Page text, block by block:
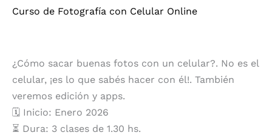
Curso de Fotografía con Celular Online
¿Cómo sacar buenas fotos con un celular?. No es el
celular, ¡es lo que sabés hacer con él!. También
veremos edición y apps.
🗓️ Inicio: Enero 2026
⏳ Dura: 3 clases de 1.30 hs.